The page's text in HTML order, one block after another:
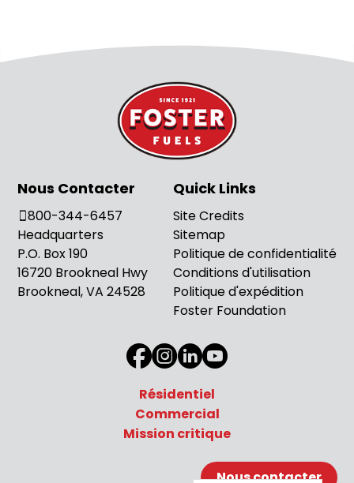
Nous Contacter
800-344-6457
Headquarters
P.O. Box 190
16720 Brookneal Hwy
Brookneal, VA 24528
Quick Links
Site Credits
Sitemap
Politique de confidentialité
Conditions d'utilisation
Politique d'expédition
Foster Foundation
Résidentiel
Commercial
Mission critique
Nous contacter